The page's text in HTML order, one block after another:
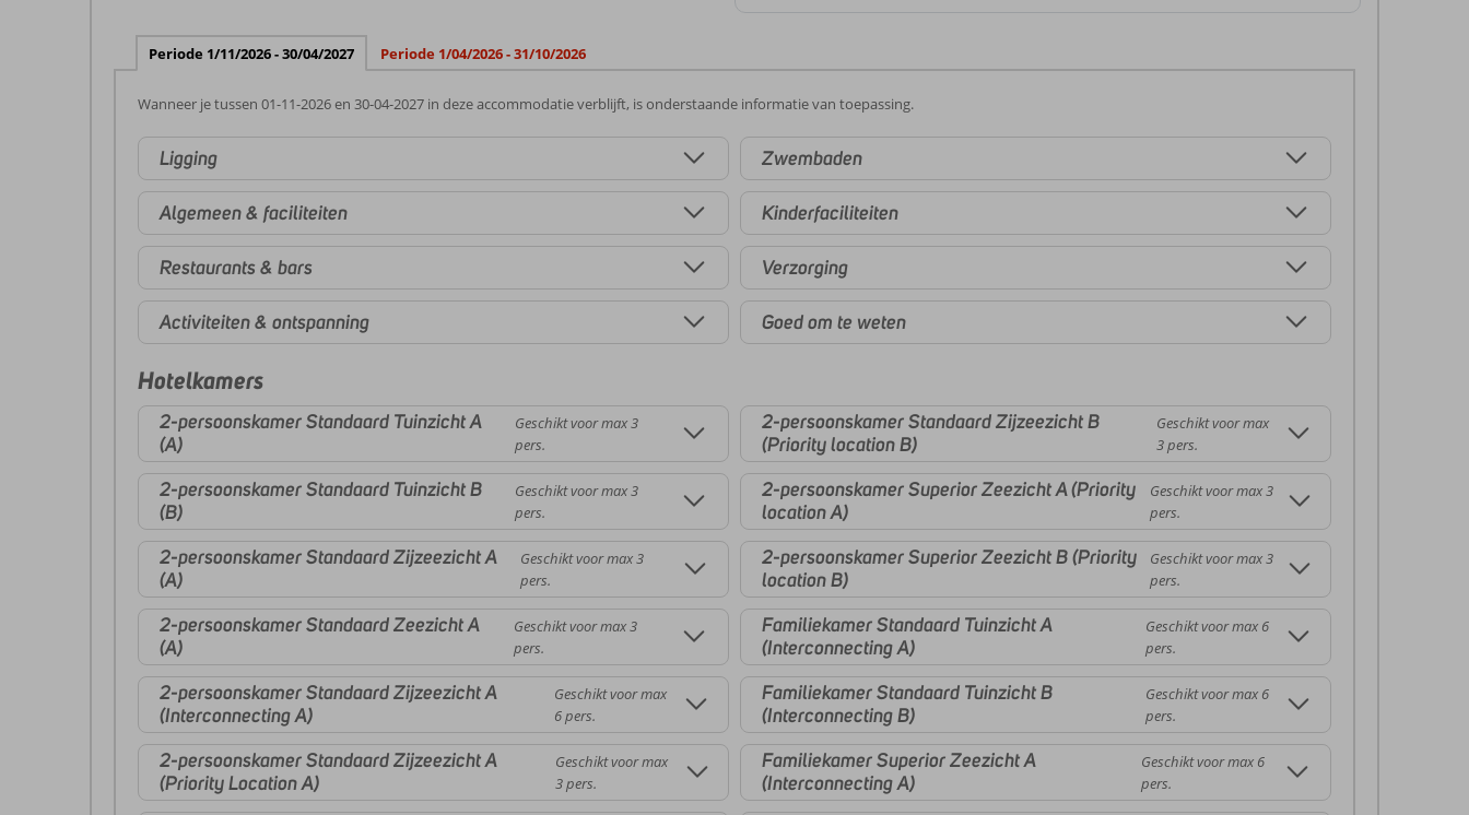
Periode 1/11/2026 - 30/04/2027 Periode 1/04/2026 - 31/10/2026
Wanneer je tussen 01-11-2026 en 30-04-2027 in deze accommodatie verblijft, is onderstaande informatie van toepassing.
Ligging
Algemeen & faciliteiten
Restaurants & bars
Activiteiten & ontspanning
Zwembaden
Kinderfaciliteiten
Verzorging
Goed om te weten
Hotelkamers
2-persoonskamer Standaard Tuinzicht A
(A)
Geschikt voor max 3
pers.
2-persoonskamer Standaard Tuinzicht B
(B)
Geschikt voor max 3
pers.
2-persoonskamer Standaard Zijzeezicht A
(A)
Geschikt voor max 3
pers.
2-persoonskamer Standaard Zeezicht A
(A)
Geschikt voor max 3
pers.
2-persoonskamer Standaard Zijzeezicht A
(Interconnecting A)
Geschikt voor max
6 pers.
2-persoonskamer Standaard Zijzeezicht A
(Priority Location A)
Geschikt voor max
3 pers.
2-persoonskamer Standaard Zijzeezicht B
(Priority location B)
Geschikt voor max
3 pers.
2-persoonskamer Superior Zeezicht A (Priority
location A)
Geschikt voor max 3
pers.
2-persoonskamer Superior Zeezicht B (Priority
location B)
Geschikt voor max 3
pers.
Familiekamer Standaard Tuinzicht A
(Interconnecting A)
Geschikt voor max 6
pers.
Familiekamer Standaard Tuinzicht B
(Interconnecting B)
Geschikt voor max 6
pers.
Familiekamer Superior Zeezicht A
(Interconnecting A)
Geschikt voor max 6
pers.